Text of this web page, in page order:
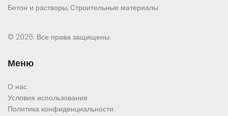
Бетон и растворы, Строительные материалы
© 2026. Все права защищены.
Меню
О нас
Условия использования
Политика конфиденциальности